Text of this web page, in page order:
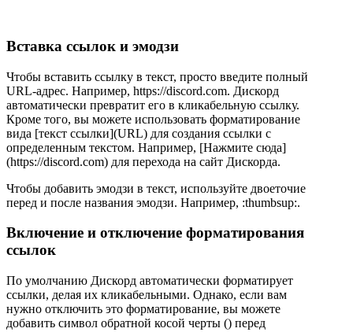
Вставка ссылок и эмодзи
Чтобы вставить ссылку в текст, просто введите полный
URL-адрес. Например, https://discord.com. Дискорд
автоматически превратит его в кликабельную ссылку.
Кроме того, вы можете использовать форматирование
вида [текст ссылки](URL) для создания ссылки с
определенным текстом. Например, [Нажмите сюда]
(https://discord.com) для перехода на сайт Дискорда.
Чтобы добавить эмодзи в текст, используйте двоеточие
перед и после названия эмодзи. Например, :thumbsup:.
Включение и отключение форматирования
ссылок
По умолчанию Дискорд автоматически форматирует
ссылки, делая их кликабельными. Однако, если вам
нужно отключить это форматирование, вы можете
добавить символ обратной косой черты () перед